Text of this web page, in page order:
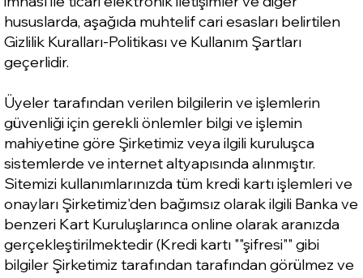
hususlarda, aşağıda muhtelif cari esasları belirtilen
Gizlilik Kuralları-Politikası ve Kullanım Şartları
geçerlidir.
Üyeler tarafından verilen bilgilerin ve işlemlerin
güvenliği için gerekli önlemler bilgi ve işlemin
mahiyetine göre Şirketimiz veya ilgili kuruluşca
sistemlerde ve internet altyapısında alınmıştır.
Sitemizi kullanımlarınızda tüm kredi kartı işlemleri ve
onayları Şirketimiz'den bağımsız olarak ilgili Banka ve
benzeri Kart Kuruluşlarınca online olarak aranızda
gerçekleştirilmektedir (Kredi kartı ""şifresi"" gibi
bilgiler Şirketimiz tarafından tarafından görülmez ve